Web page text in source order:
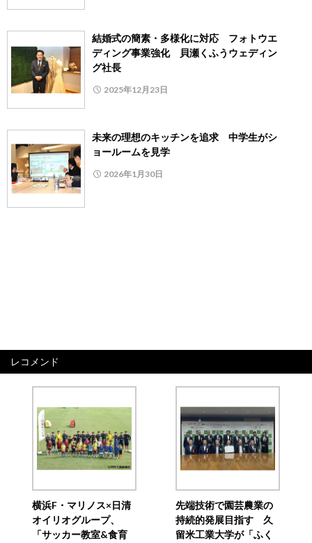
結婚式の簡素・多様化に対応 フォトウエ
ディング事業強化 貝瀬くふうウェディン
グ社長
2025年12月23日
未来の理想のキッチンを追求 中学生がシ
ョールームを見学
2026年1月30日
レコメンド
横浜F・マリノス×日清
オイリオグループ、
「サッカー教室&食育
先端技術で園芸農業の
持続的発展目指す 久
留米工業大学が「ふく